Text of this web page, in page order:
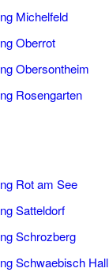
Michelfeld
Oberrot
Obersontheim
Rosengarten
Rot am See
Satteldorf
Schrozberg
Schwaebisch Hall